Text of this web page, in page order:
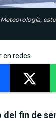
en redes
del fin de